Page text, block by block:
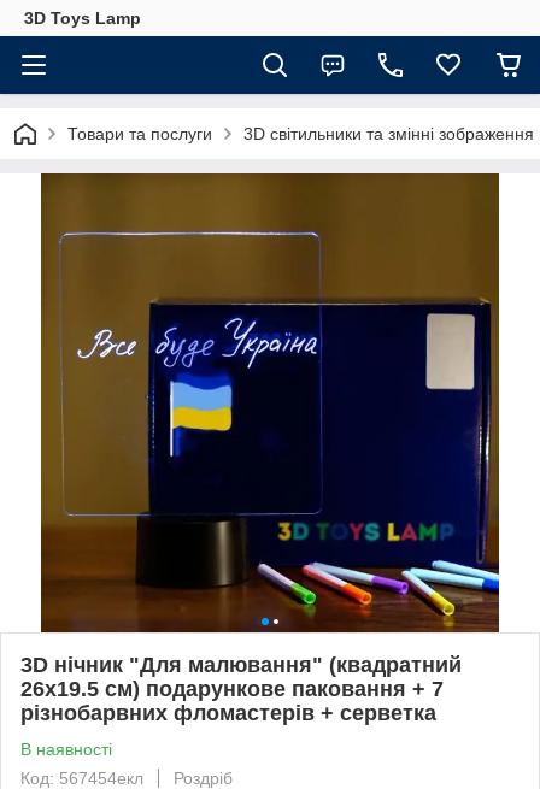
3D Toys Lamp
Товари та послуги 3D світильники та змінні зображення
3D нічник "Для малювання" (квадратний
26х19.5 см) подарункове паковання + 7
різнобарвних фломастерів + серветка
В наявності
Код: 567454екл
Роздріб